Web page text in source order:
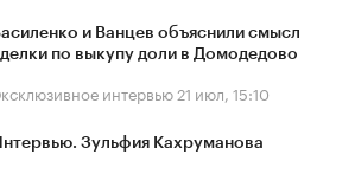
и Ванцев объяснили смысл
по выкупу доли в Домодедово
интервью 21 июл, 15:10
Зульфия Кахруманова